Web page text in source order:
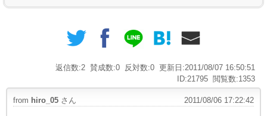
更新日:2011/08/07 16:50:51
反対数:0
賛成数:0
返信数:2
閲覧数:1353
ID:21795
from hiro_05 さん 2011/08/06 17:22:42